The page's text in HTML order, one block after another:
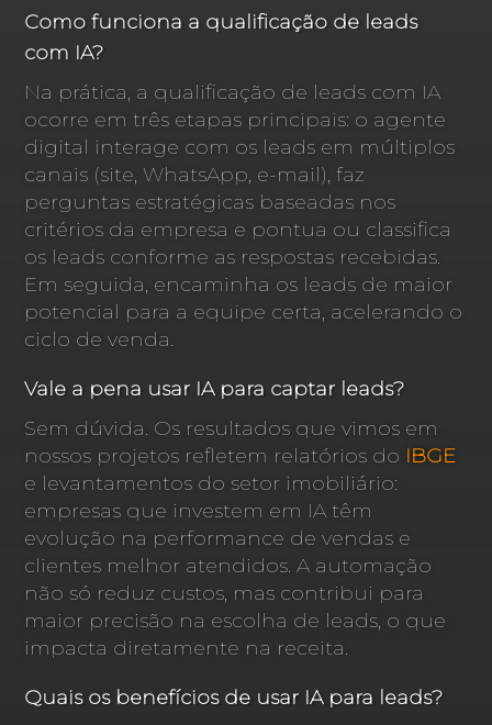
Como funciona a qualificação de leads
com IA?
Na prática, a qualificação de leads com IA
ocorre em três etapas principais: o agente
digital interage com os leads em múltiplos
canais (site, WhatsApp, e-mail), faz
perguntas estratégicas baseadas nos
critérios da empresa e pontua ou classifica
os leads conforme as respostas recebidas.
Em seguida, encaminha os leads de maior
potencial para a equipe certa, acelerando o
ciclo de venda.
Vale a pena usar IA para captar leads?
Sem dúvida. Os resultados que vimos em
nossos projetos refletem relatórios do IBGE
e levantamentos do setor imobiliário:
empresas que investem em IA têm
evolução na performance de vendas e
clientes melhor atendidos. A automação
não só reduz custos, mas contribui para
maior precisão na escolha de leads, o que
impacta diretamente na receita.
Quais os benefícios de usar IA para leads?